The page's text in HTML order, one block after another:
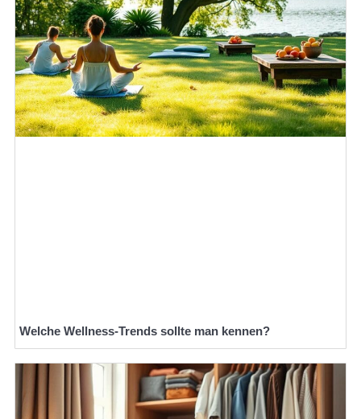
Welche Wellness-Trends sollte man kennen?